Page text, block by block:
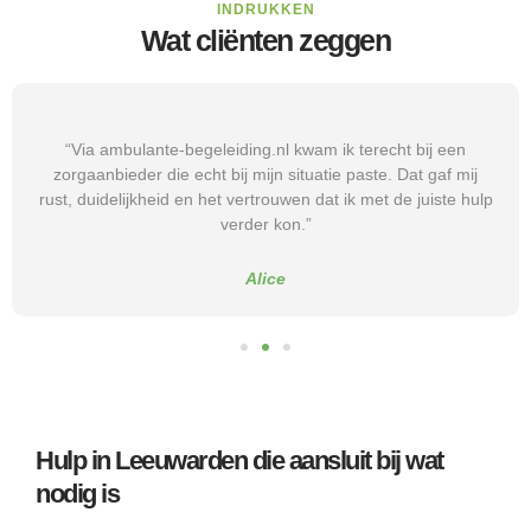
INDRUKKEN
Wat cliënten zeggen
“Via ambulante-begeleiding.nl kwam ik terecht bij een
zorgaanbieder die echt bij mijn situatie paste. Dat gaf mij
rust, duidelijkheid en het vertrouwen dat ik met de juiste hulp
verder kon.”
Alice
Hulp in Leeuwarden die aansluit bij wat
nodig is